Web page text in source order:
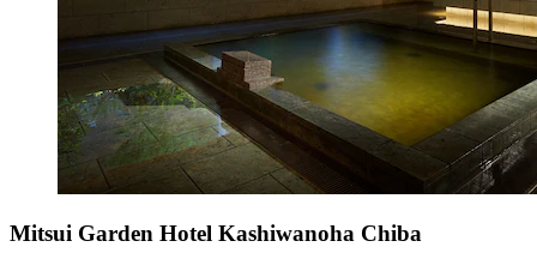
Mitsui Garden Hotel Kashiwanoha Chiba